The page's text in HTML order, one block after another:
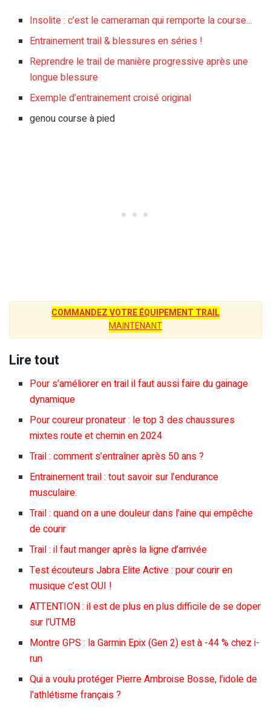
Insolite : c’est le cameraman qui remporte la course…
Entrainement trail & blessures en séries !
Reprendre le trail de manière progressive après une
longue blessure
Exemple d’entrainement croisé original
genou course à pied
COMMANDEZ VOTRE ÉQUIPEMENT TRAIL
MAINTENANT
Lire tout
Pour s’améliorer en trail il faut aussi faire du gainage
dynamique
Pour coureur pronateur : le top 3 des chaussures
mixtes route et chemin en 2024
Trail : comment s’entraîner après 50 ans ?
Entrainement trail : tout savoir sur l’endurance
musculaire.
Trail : quand on a une douleur dans l’aine qui empêche
de courir
Trail : il faut manger après la ligne d’arrivée
Test écouteurs Jabra Elite Active : pour courir en
musique c’est OUI !
ATTENTION : il est de plus en plus difficile de se doper
sur l’UTMB
Montre GPS : la Garmin Epix (Gen 2) est à -44 % chez i-
run
Qui a voulu protéger Pierre Ambroise Bosse, l’idole de
l’athlétisme français ?